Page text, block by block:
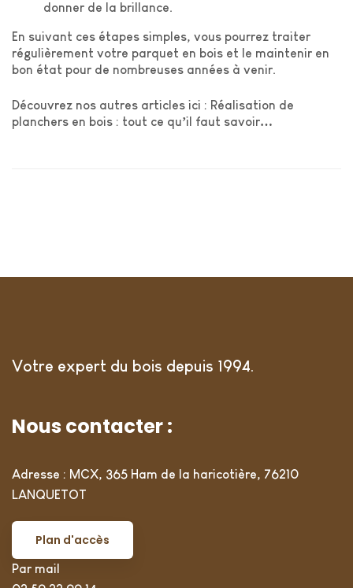
donner de la brillance.
En suivant ces étapes simples, vous pourrez traiter
régulièrement votre parquet en bois et le maintenir en
bon état pour de nombreuses années à venir.
Découvrez nos autres articles ici : Réalisation de
planchers en bois : tout ce qu’il faut savoir…
Votre expert du bois depuis 1994.
Nous contacter :
Adresse : MCX, 365 Ham de la haricotière, 76210
LANQUETOT
Plan d'accès
Par mail